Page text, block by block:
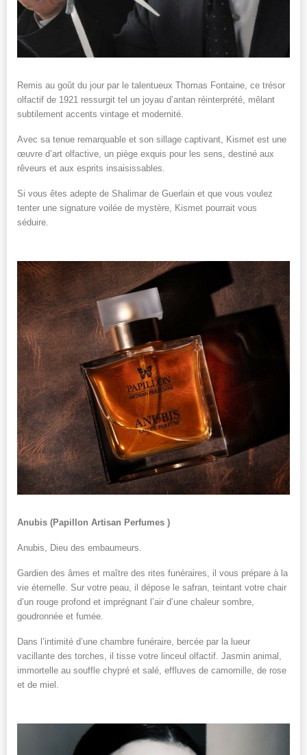
Remis au goût du jour par le talentueux Thomas Fontaine, ce trésor
olfactif de 1921 ressurgit tel un joyau d’antan réinterprété, mêlant
subtilement accents vintage et modernité.
Avec sa tenue remarquable et son sillage captivant, Kismet est une
œuvre d’art olfactive, un piège exquis pour les sens, destiné aux
rêveurs et aux esprits insaisissables.
Si vous êtes adepte de Shalimar de Guerlain et que vous voulez
tenter une signature voilée de mystère, Kismet pourrait vous
séduire.
Anubis (Papillon Artisan Perfumes )
Anubis, Dieu des embaumeurs.
Gardien des âmes et maître des rites funéraires, il vous prépare à la
vie éternelle. Sur votre peau, il dépose le safran, teintant votre chair
d’un rouge profond et imprégnant l’air d’une chaleur sombre,
goudronnée et fumée.
Dans l’intimité d’une chambre funéraire, bercée par la lueur
vacillante des torches, il tisse votre linceul olfactif. Jasmin animal,
immortelle au souffle chypré et salé, effluves de camomille, de rose
et de miel.